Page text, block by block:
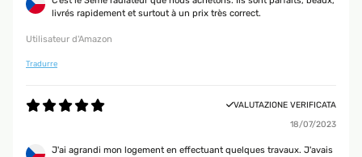
livrés rapidement et surtout à un prix très correct.
Utilisateur d'Amazon
Tradurre
VALUTAZIONE VERIFICATA
18/07/2023
J'ai agrandi mon logement en effectuant quelques travaux. J'avais